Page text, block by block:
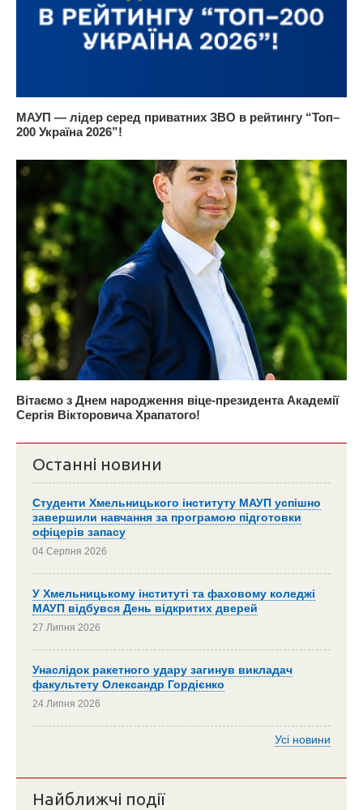
МАУП — лідер серед приватних ЗВО в рейтингу “Топ–
200 Україна 2026”!
Вітаємо з Днем народження віце-президента Академії
Сергія Вікторовича Храпатого!
Останні новини
Студенти Хмельницького інституту МАУП успішно
завершили навчання за програмою підготовки
офіцерів запасу
04 Серпня 2026
У Хмельницькому інституті та фаховому коледжі
МАУП відбувся День відкритих дверей
27 Липня 2026
Унаслідок ракетного удару загинув викладач
факультету Олександр Гордієнко
24 Липня 2026
Усі новини
Найближчі події